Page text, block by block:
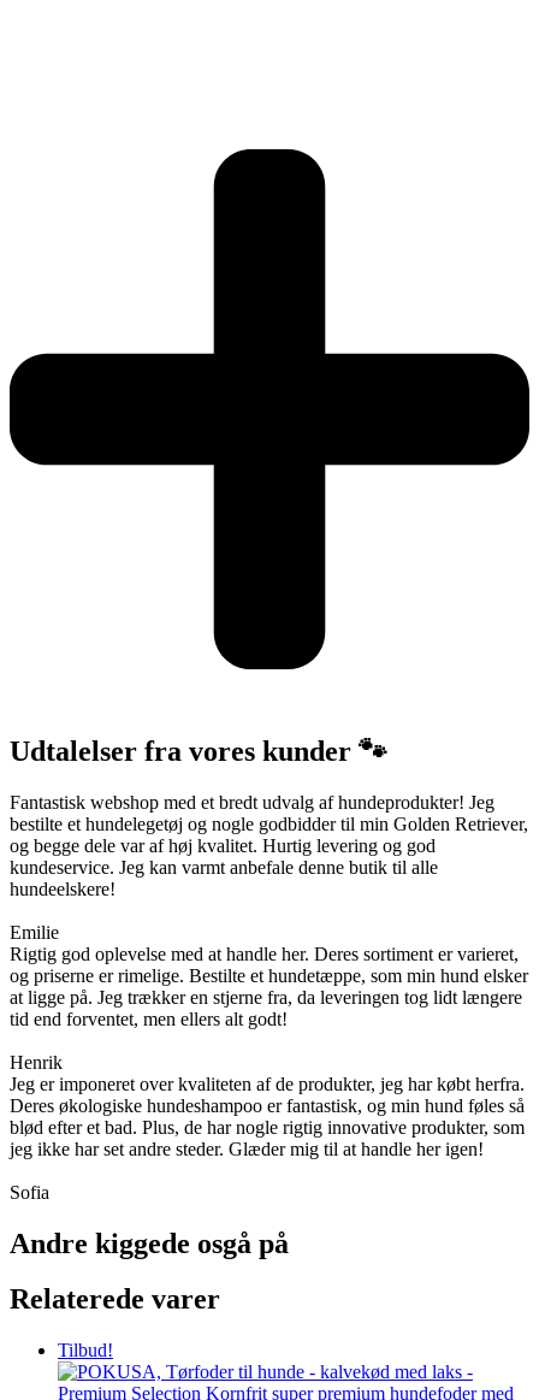
Udtalelser fra vores kunder 🐾
Fantastisk webshop med et bredt udvalg af hundeprodukter! Jeg
bestilte et hundelegetøj og nogle godbidder til min Golden Retriever,
og begge dele var af høj kvalitet. Hurtig levering og god
kundeservice. Jeg kan varmt anbefale denne butik til alle
hundeelskere!
Emilie
Rigtig god oplevelse med at handle her. Deres sortiment er varieret,
og priserne er rimelige. Bestilte et hundetæppe, som min hund elsker
at ligge på. Jeg trækker en stjerne fra, da leveringen tog lidt længere
tid end forventet, men ellers alt godt!
Henrik
Jeg er imponeret over kvaliteten af de produkter, jeg har købt herfra.
Deres økologiske hundeshampoo er fantastisk, og min hund føles så
blød efter et bad. Plus, de har nogle rigtig innovative produkter, som
jeg ikke har set andre steder. Glæder mig til at handle her igen!
Sofia
Andre kiggede osgå på
Relaterede varer
Tilbud!